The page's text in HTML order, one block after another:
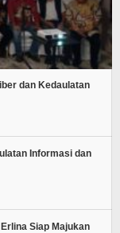
dan Kedaulatan
Informasi dan
Siap Majukan